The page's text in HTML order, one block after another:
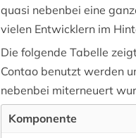
quasi nebenbei eine
vielen Entwicklern im
Die folgende Tabelle
Contao benutzt werden
nebenbei miterneuert
Komponente